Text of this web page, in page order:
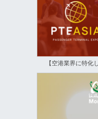
【空港業界に特化